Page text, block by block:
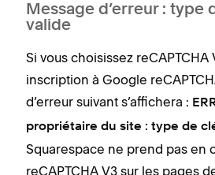
Message d’erreur : type
valide
Si vous choisissez reCAPTCHA
inscription à Google
d’erreur suivant s’affichera :
propriétaire du site : type de
Squarespace ne prend pas en
reCAPTCHA V3 sur les pages